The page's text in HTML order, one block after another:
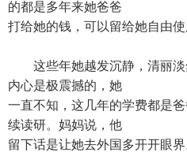
的都是多年来她爸爸
打给她的钱，可以留给她自由使
这些年她越发沉静，清丽淡
内心是极震撼的，她
一直不知，这几年的学费都是
续读研。妈妈说，他
留下话是让她去外国多开开眼界